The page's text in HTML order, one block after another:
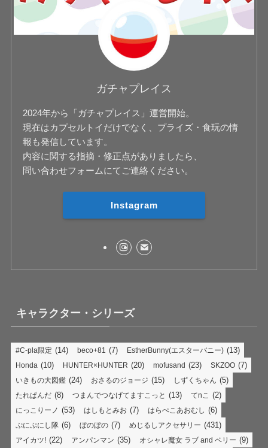
ガチャプレイス
2024年から「ガチャプレイス」運営開始。
現在はカプセルトイだけでなく、プライズ・食玩の情
報も発信しています。
内容に関する指摘・修正点がありましたら、
問い合わせフォームにてご連絡ください。
Instagram
キャラクター・シリーズ
#C-pla限定 (14) beco+81 (7) EstherBunny(エスターバニー) (13)
Honda (10) HUNTER×HUNTER (20) mofusand (23) SKZOO (7)
いきもの大図鑑 (24) おさるのジョージ (15) しずくちゃん (5)
たれぱんだ (8) つまんでつなげてますこっと (13) てnこ (2)
にっこりーノ (53) はしもとみお (7) はらぺこあおむし (6)
ぷにぷにし隊 (6) ぼのぼの (7) めじるしアクセサリー (431)
アイカツ! (22) アンパンマン (35) オシャレ魔女 ラブ and ベリー (9)